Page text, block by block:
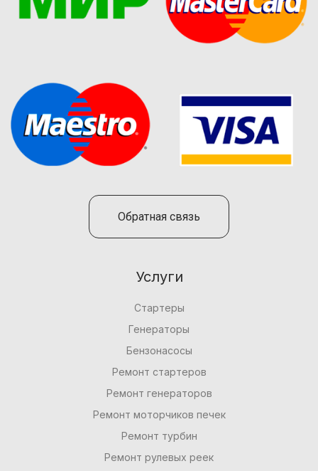
Обратная связь
Услуги
Стартеры
Генераторы
Бензонасосы
Ремонт стартеров
Ремонт генераторов
Ремонт моторчиков печек
Ремонт турбин
Ремонт рулевых реек